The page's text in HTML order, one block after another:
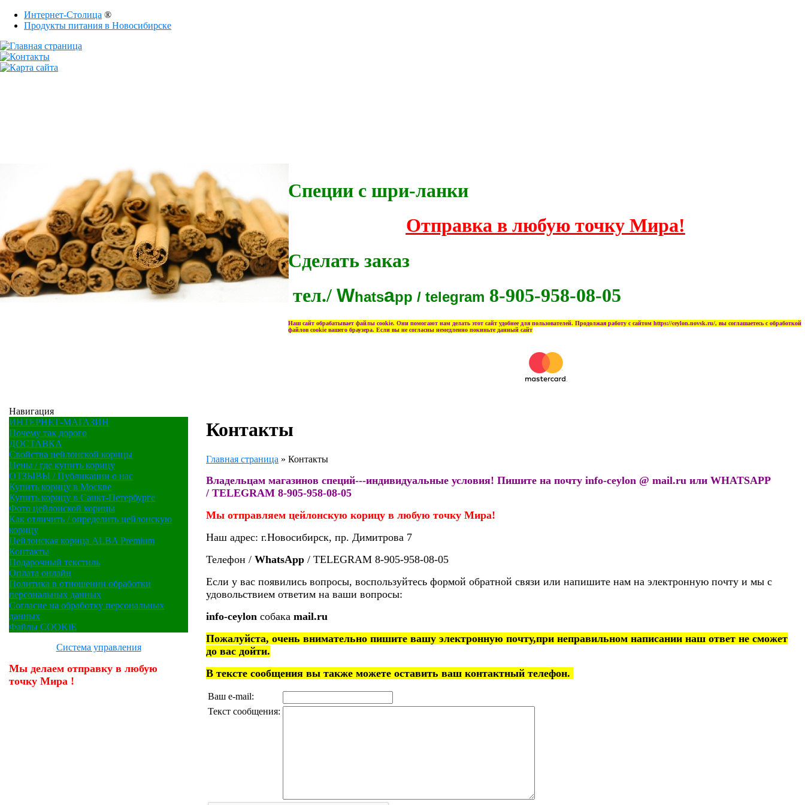
Интернет-Столица ®
Продукты питания в Новосибирске
Специи с шри-ланки
Отправка в любую точку Мира!
Сделать заказ
тел./ Whatsapp / telegram 8-905-958-08-05
Наш сайт обрабатывает файлы cookie. Они помогают нам делать этот сайт удобнее для пользователей. Продолжая работу с сайтом https://ceylon.novsk.ru/, вы соглашаетесь с обработкой
файлов cookie вашего браузера. Если вы не согласны немедленно покиньте данный сайт
Навигация
ИНТЕРНЕТ-МАГАЗИН
Почему так дорого
ДОСТАВКА
Свойства цейлонской корицы
Цены / где купить корицу
ОТЗЫВЫ / Публикации о нас
Купить корицу в Москве
Купить корицу в Санкт-Петербурге
Фото цейлонской корицы
Как отличить / определить цейлонскую
корицу
Цейлонская корица ALBA Premium
Контакты
Подарочный текстиль
Оплата онлайн
Политика в отношении обработки
персональных данных
Согласие на обработку персональных
данных
Файлы COOKiE
Система управления
Мы делаем отправку в любую
точку Мира !
Контакты
Главная страница » Контакты
Владельцам магазинов специй---индивидуальные условия! Пишите на почту info-ceylon @ mail.ru или WHATSAPP
/ TELEGRAM 8-905-958-08-05
Мы отправляем цейлонскую корицу в любую точку Мира!
Наш адрес: г.Новосибирск, пр. Димитрова 7
Телефон / WhatsApp / TELEGRAM 8-905-958-08-05
Если у вас появились вопросы, воспользуйтесь формой обратной связи или напишите нам на электронную почту и мы с
удовольствием ответим на ваши вопросы:
info-ceylon собака mail.ru
Пожалуйста, очень внимательно пишите вашу электронную почту,при неправильном написании наш ответ не сможет
до вас дойти.
В тексте сообщения вы также можете оставить ваш контактный телефон.
Ваш e-mail:
Текст сообщения: